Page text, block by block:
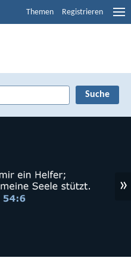
Themen Registrieren
»